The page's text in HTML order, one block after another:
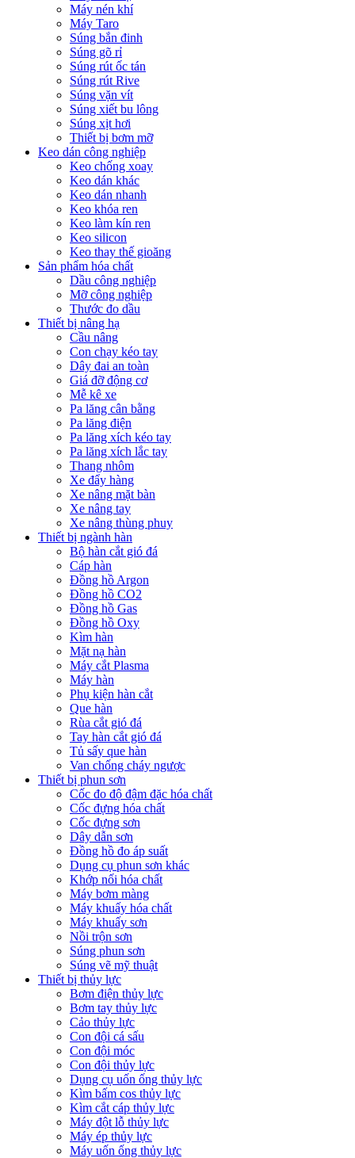
Máy nén khí
Máy Taro
Súng bắn đinh
Súng gõ rỉ
Súng rút ốc tán
Súng rút Rive
Súng vặn vít
Súng xiết bu lông
Súng xịt hơi
Thiết bị bơm mỡ
Keo dán công nghiệp
Keo chống xoay
Keo dán khác
Keo dán nhanh
Keo khóa ren
Keo làm kín ren
Keo silicon
Keo thay thế gioăng
Sản phẩm hóa chất
Dầu công nghiệp
Mỡ công nghiệp
Thước đo dầu
Thiết bị nâng hạ
Cầu nâng
Con chạy kéo tay
Dây đai an toàn
Giá đỡ động cơ
Mễ kê xe
Pa lăng cân bằng
Pa lăng điện
Pa lăng xích kéo tay
Pa lăng xích lắc tay
Thang nhôm
Xe đẩy hàng
Xe nâng mặt bàn
Xe nâng tay
Xe nâng thùng phuy
Thiết bị ngành hàn
Bộ hàn cắt gió đá
Cáp hàn
Đồng hồ Argon
Đồng hồ CO2
Đồng hồ Gas
Đồng hồ Oxy
Kìm hàn
Mặt nạ hàn
Máy cắt Plasma
Máy hàn
Phụ kiện hàn cắt
Que hàn
Rùa cắt gió đá
Tay hàn cắt gió đá
Tủ sấy que hàn
Van chống cháy ngược
Thiết bị phun sơn
Cốc đo độ đậm đặc hóa chất
Cốc đựng hóa chất
Cốc đựng sơn
Dây dẫn sơn
Đồng hồ đo áp suất
Dụng cụ phun sơn khác
Khớp nối hóa chất
Máy bơm màng
Máy khuấy hóa chất
Máy khuấy sơn
Nồi trộn sơn
Súng phun sơn
Súng vẽ mỹ thuật
Thiết bị thủy lực
Bơm điện thủy lực
Bơm tay thủy lực
Cảo thủy lực
Con đội cá sấu
Con đội móc
Con đội thủy lực
Dụng cụ uốn ống thủy lực
Kìm bấm cos thủy lực
Kìm cắt cáp thủy lực
Máy đột lỗ thủy lực
Máy ép thủy lực
Máy uốn ống thủy lực